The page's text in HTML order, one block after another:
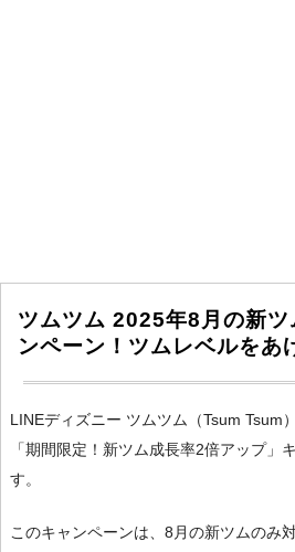
ツムツム 2025年8月の新ツ
ンペーン！ツムレベルをあ
LINEディズニー ツムツム（Tsum Tsum
「期間限定！新ツム成長率2倍アップ」
す。
このキャンペーンは、8月の新ツムのみ